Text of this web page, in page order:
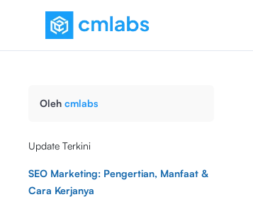
Oleh cmlabs
Update Terkini
SEO Marketing: Pengertian, Manfaat &
Cara Kerjanya